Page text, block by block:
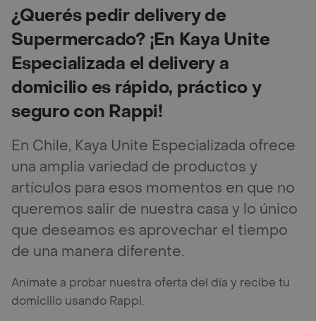
¿Querés pedir delivery de
Supermercado? ¡En Kaya Unite
Especializada el delivery a
domicilio es rápido, práctico y
seguro con Rappi!
En Chile, Kaya Unite Especializada ofrece
una amplia variedad de productos y
artículos para esos momentos en que no
queremos salir de nuestra casa y lo único
que deseamos es aprovechar el tiempo
de una manera diferente.
Anímate a probar nuestra oferta del día y recibe tu
domicilio usando Rappi.